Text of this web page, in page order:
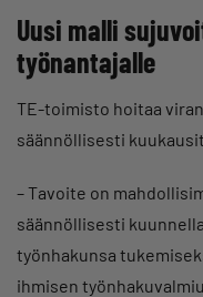
Uusi malli
työnantajalle
TE-toimisto hoitaa
säännöllisesti
– Tavoite on
säännöllisesti
työnhakunsa
ihmisen